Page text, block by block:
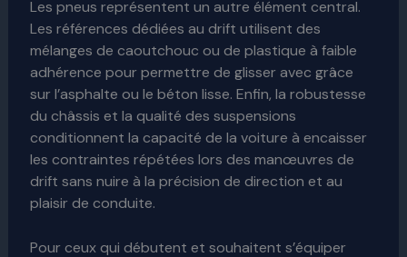
Les pneus représentent un autre élément central.
Les références dédiées au drift utilisent des
mélanges de caoutchouc ou de plastique à faible
adhérence pour permettre de glisser avec grâce
sur l’asphalte ou le béton lisse. Enfin, la robustesse
du châssis et la qualité des suspensions
conditionnent la capacité de la voiture à encaisser
les contraintes répétées lors des manœuvres de
drift sans nuire à la précision de direction et au
plaisir de conduite.
Pour ceux qui débutent et souhaitent s’équiper